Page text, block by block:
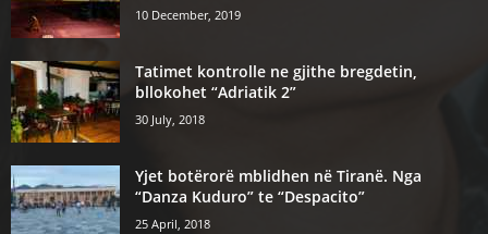
10 December, 2019
Tatimet kontrolle ne gjithe bregdetin,
bllokohet “Adriatik 2”
30 July, 2018
Yjet botërorë mblidhen në Tiranë. Nga
“Danza Kuduro” te “Despacito”
25 April, 2018